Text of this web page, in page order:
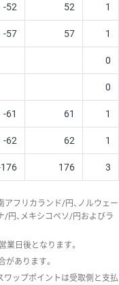
-52 52 1
-57 57 1
0
0
-61 61 1
-62 62 1
176 3
アフリカランド/円、ノルウェー
/円、メキシコペソ/円およびラ
業日後となります。
あります。
ワップポイントは受取側と支払